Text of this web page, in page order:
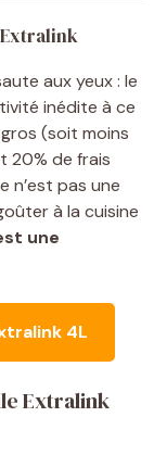
aux yeux : le
inédite à ce
(soit moins
20% de frais
n’est pas une
à la cuisine
une
4L
Extralink